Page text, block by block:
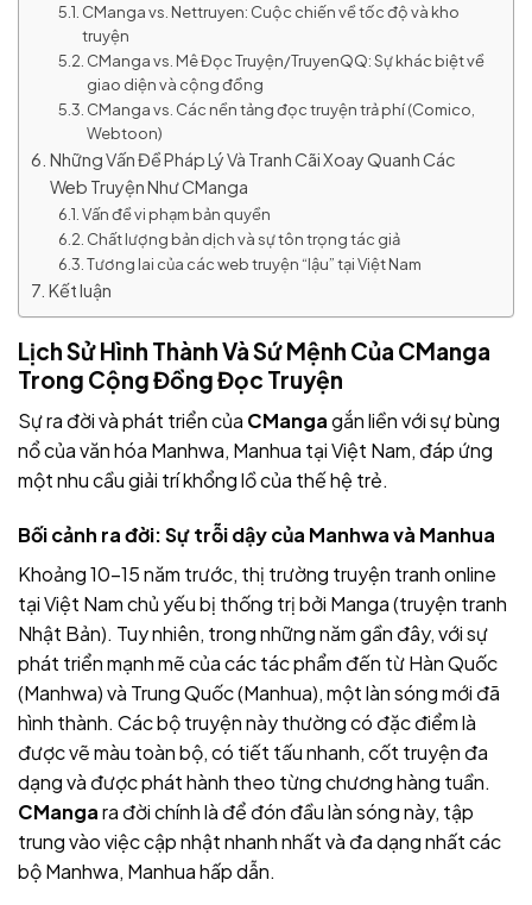
CManga vs. Nettruyen: Cuộc chiến về tốc độ và kho
truyện
CManga vs. Mê Đọc Truyện/TruyenQQ: Sự khác biệt về
giao diện và cộng đồng
CManga vs. Các nền tảng đọc truyện trả phí (Comico,
Webtoon)
Những Vấn Đề Pháp Lý Và Tranh Cãi Xoay Quanh Các
Web Truyện Như CManga
Vấn đề vi phạm bản quyền
Chất lượng bản dịch và sự tôn trọng tác giả
Tương lai của các web truyện “lậu” tại Việt Nam
Kết luận
Lịch Sử Hình Thành Và Sứ Mệnh Của CManga
Trong Cộng Đồng Đọc Truyện
Sự ra đời và phát triển của CMangagắn liền với sự bùng
nổ của văn hóa Manhwa, Manhua tại Việt Nam, đáp ứng
một nhu cầu giải trí khổng lồ của thế hệ trẻ.
Bối cảnh ra đời: Sự trỗi dậy của Manhwa và Manhua
Khoảng 10-15 năm trước, thị trường truyện tranh online
tại Việt Nam chủ yếu bị thống trị bởi Manga (truyện tranh
Nhật Bản). Tuy nhiên, trong những năm gần đây, với sự
phát triển mạnh mẽ của các tác phẩm đến từ Hàn Quốc
(Manhwa) và Trung Quốc (Manhua), một làn sóng mới đã
hình thành. Các bộ truyện này thường có đặc điểm là
được vẽ màu toàn bộ, có tiết tấu nhanh, cốt truyện đa
dạng và được phát hành theo từng chương hàng tuần.
CMangara đời chính là để đón đầu làn sóng này, tập
trung vào việc cập nhật nhanh nhất và đa dạng nhất các
bộ Manhwa, Manhua hấp dẫn.